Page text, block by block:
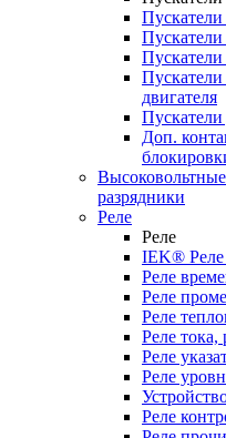
двигателя
Доп.
разрядники
Реле
Реле
IEK® Реле
Реле
Реле
Реле
Реле тока,
Реле
Реле
Реле